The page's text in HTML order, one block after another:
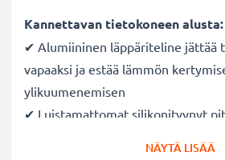
Kannettavan tietokoneen alusta:
✔ Alumiininen läppäriteline jättää
vapaaksi ja estää lämmön
ylikuumenemisen
✔ Luistamattomat silikonityynyt
NÄYTÄ LISÄÄ